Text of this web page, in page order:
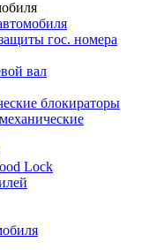
гос. номера
вал
блокираторы
Lock